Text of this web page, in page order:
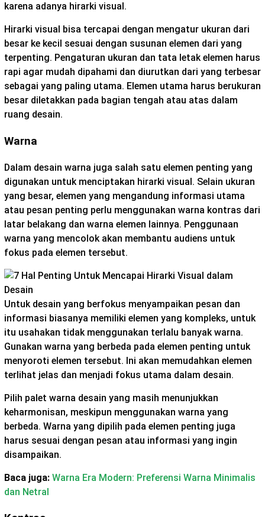
karena adanya hirarki visual.
Hirarki visual bisa tercapai dengan mengatur ukuran dari
besar ke kecil sesuai dengan susunan elemen dari yang
terpenting. Pengaturan ukuran dan tata letak elemen harus
rapi agar mudah dipahami dan diurutkan dari yang terbesar
sebagai yang paling utama. Elemen utama harus berukuran
besar diletakkan pada bagian tengah atau atas dalam
ruang desain.
Warna
Dalam desain warna juga salah satu elemen penting yang
digunakan untuk menciptakan hirarki visual. Selain ukuran
yang besar, elemen yang mengandung informasi utama
atau pesan penting perlu menggunakan warna kontras dari
latar belakang dan warna elemen lainnya. Penggunaan
warna yang mencolok akan membantu audiens untuk
fokus pada elemen tersebut.
Untuk desain yang berfokus menyampaikan pesan dan
informasi biasanya memiliki elemen yang kompleks, untuk
itu usahakan tidak menggunakan terlalu banyak warna.
Gunakan warna yang berbeda pada elemen penting untuk
menyoroti elemen tersebut. Ini akan memudahkan elemen
terlihat jelas dan menjadi fokus utama dalam desain.
Pilih palet warna desain yang masih menunjukkan
keharmonisan, meskipun menggunakan warna yang
berbeda. Warna yang dipilih pada elemen penting juga
harus sesuai dengan pesan atau informasi yang ingin
disampaikan.
Baca juga: Warna Era Modern: Preferensi Warna Minimalis
dan Netral